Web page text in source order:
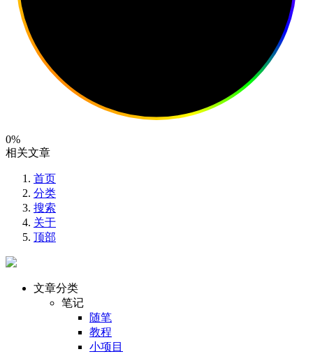
0%
相关文章
首页
分类
搜索
关于
顶部
文章分类
笔记
随笔
教程
小项目